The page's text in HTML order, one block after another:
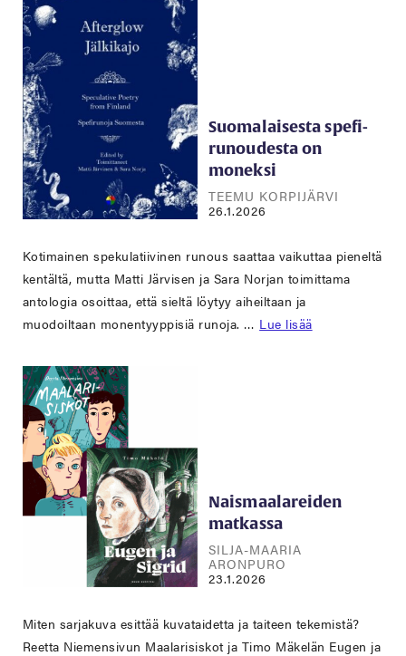
Suomalaisesta spefi-
runoudesta on
moneksi
TEEMU KORPIJÄRVI
26.1.2026
Kotimainen spekulatiivinen runous saattaa vaikuttaa pieneltä
kentältä, mutta Matti Järvisen ja Sara Norjan toimittama
antologia osoittaa, että sieltä löytyy aiheiltaan ja
muodoiltaan monentyyppisiä runoja. … Lue lisää
Naismaalareiden
matkassa
SILJA-MAARIA
ARONPURO
23.1.2026
Miten sarjakuva esittää kuvataidetta ja taiteen tekemistä?
Reetta Niemensivun Maalarisiskot ja Timo Mäkelän Eugen ja